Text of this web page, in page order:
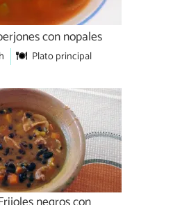
con nopales
Plato principal